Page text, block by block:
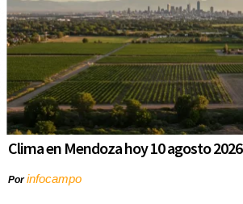
Clima en Mendoza hoy 10 agosto 2026
Porinfocampo